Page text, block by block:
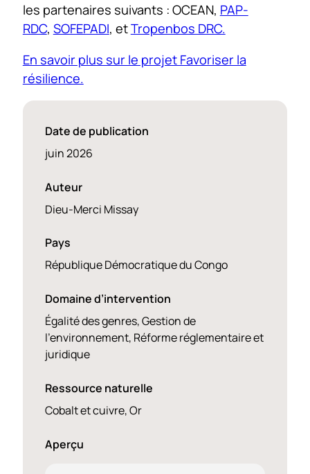
les partenaires suivants : OCEAN, PAP-
RDC, SOFEPADI, etTropenbos DRC.
En savoir plus sur le projet Favoriser la
résilience.
Date de publication
juin 2026
Auteur
Dieu-Merci Missay
Pays
République Démocratique du Congo
Domaine d’intervention
Égalité des genres, Gestion de
l'environnement, Réforme réglementaire et
juridique
Ressource naturelle
Cobalt et cuivre, Or
Aperçu